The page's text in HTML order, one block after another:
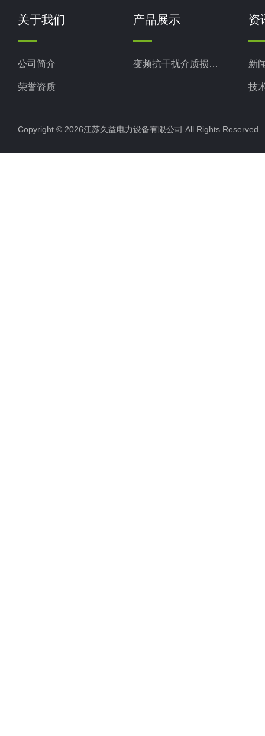
关于我们
公司简介
荣誉资质
产品展示
变频抗干扰介质损耗测试仪
资
新
技
Copyright © 2026江苏久益电力设备有限公司 All Rights